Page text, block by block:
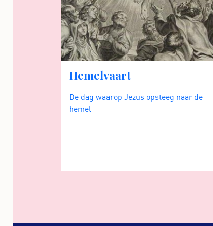
Hemelvaart
De dag waarop Jezus opsteeg naar de
hemel